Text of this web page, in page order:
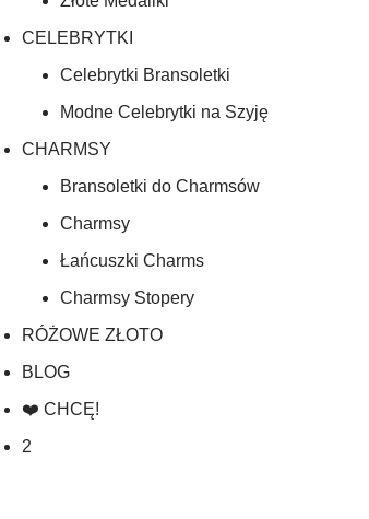
CELEBRYTKI
Celebrytki Bransoletki
Modne Celebrytki na Szyję
CHARMSY
Bransoletki do Charmsów
Charmsy
Łańcuszki Charms
Charmsy Stopery
RÓŻOWE ZŁOTO
BLOG
❤️ CHCĘ!
2